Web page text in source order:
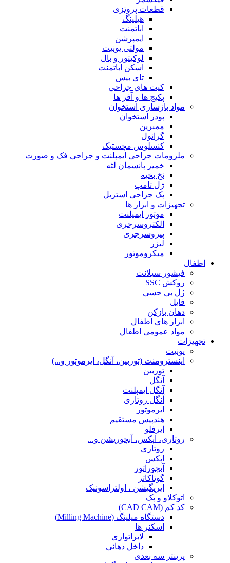
قطعات پروتزی
هیلینگ
اباتمنت
ایمپرشن
مولتی یونیت
لوکیتور و بال
اسکن اباتمنت
تای بیس
کیت های جراحی
پکیج ها و آفر ها
مواد بازسازی استخوان
پودر استخوان
ممبرین
گرانول
کنسلوس مچستیک
ملزومات جراحی ایمپلنت و جراحی فک و صورت
خمیر پانسمان لثه
نخ بخیه
ژل تامپ
پک جراحی استریل
تجهیزات و ابزار ها
موتور ایمپلنت
الکتروسرجری
پیزوسرجری
لیزر
میکروموتور
اطفال
فیشور سیلانت
روکش SSC
ژل بی حسی
فایل
دهان بازکن
ابزار های اطفال
مواد عمومی اطفال
تجهیزات
یونیت
اینسترومنت (توربین، آنگل، ایرموتور و...)
توربین
آنگل
آنگل ایمپلنت
آنگل روتاری
ایرموتور
هندپیس مستقیم
ایرفلو
روتاری، اپکس، آبچوریشن و...
روتاری
اپکس
آبچوراتور
گوتاکاتر
ایریگیشن ، اولتراسونیک
اتوکلاو و پک
کد کم (CAD CAM)
دستگاه میلینگ (Milling Machine)
اسکنر ها
لابراتواری
داخل دهانی
پرینتر سه بعدی